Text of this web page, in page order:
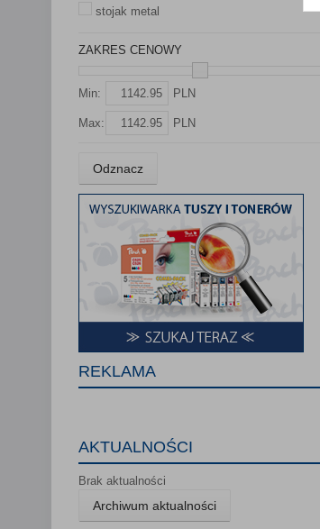
stojak metal
ZAKRES CENOWY
Min: PLN
Max: PLN
Odznacz
REKLAMA
AKTUALNOŚCI
Brak aktualności
Archiwum aktualności